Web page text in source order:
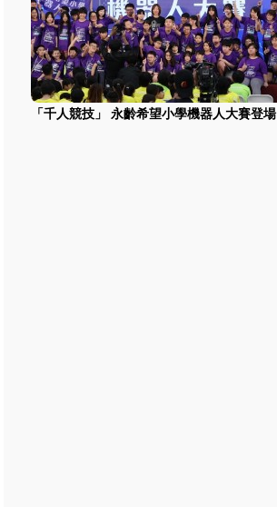
「千人競技」 永齡希望小學機器人大賽登場